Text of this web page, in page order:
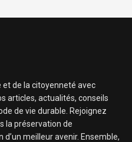
et de la citoyenneté avec
articles, actualités, conseils
de vie durable. Rejoignez
la préservation de
meilleur avenir. Ensemble,